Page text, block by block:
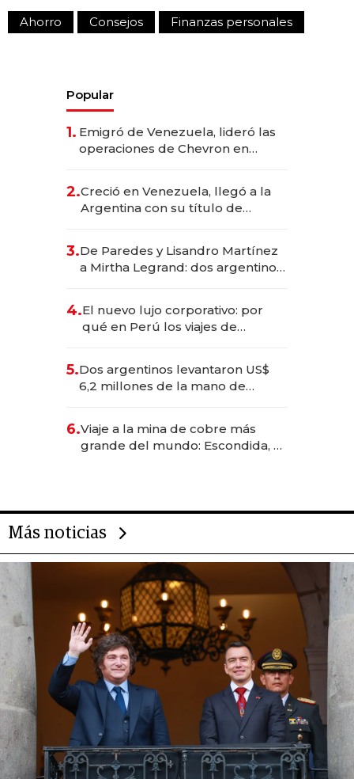
Ahorro Consejos Finanzas personales
Popular
1. Emigró de Venezuela, lideró las
operaciones de Chevron en
2.Creció en Venezuela, llegó a la
Argentina con su título de
las marcas "fast premium"
3.De Paredes y Lisandro Martínez
a Mirtha Legrand: dos argentinos
4.El nuevo lujo corporativo: por
qué en Perú los viajes de
para convertirse en experiencias
transformadoras
5.Dos argentinos levantaron US$
6,2 millones de la mano de
6.Viaje a la mina de cobre más
grande del mundo: Escondida, el
Más noticias